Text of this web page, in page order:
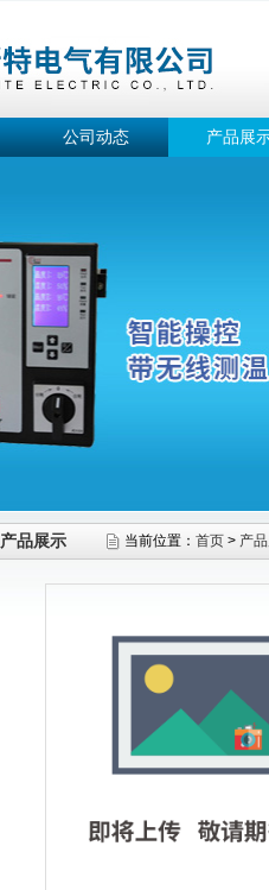
公司动态 产品展
产品展示 当前位置： 首页 > 产